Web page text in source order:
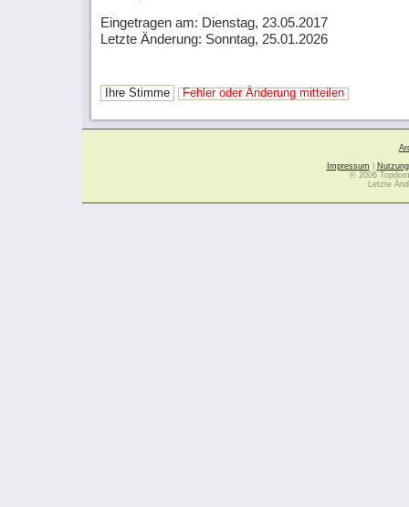
Eingetragen am: Dienstag, 23.05.2017
Letzte Änderung: Sonntag, 25.01.2026
Ihre Stimme Fehler oder Änderung mitteilen
Impressum
© 2006
Letzte